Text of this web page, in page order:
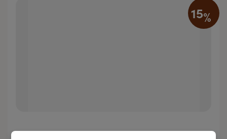
15%
Esenciální směs AntiBzum – přirozená ochrana